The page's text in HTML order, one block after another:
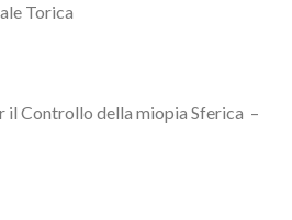
Torica
il Controllo della miopia Sferica –